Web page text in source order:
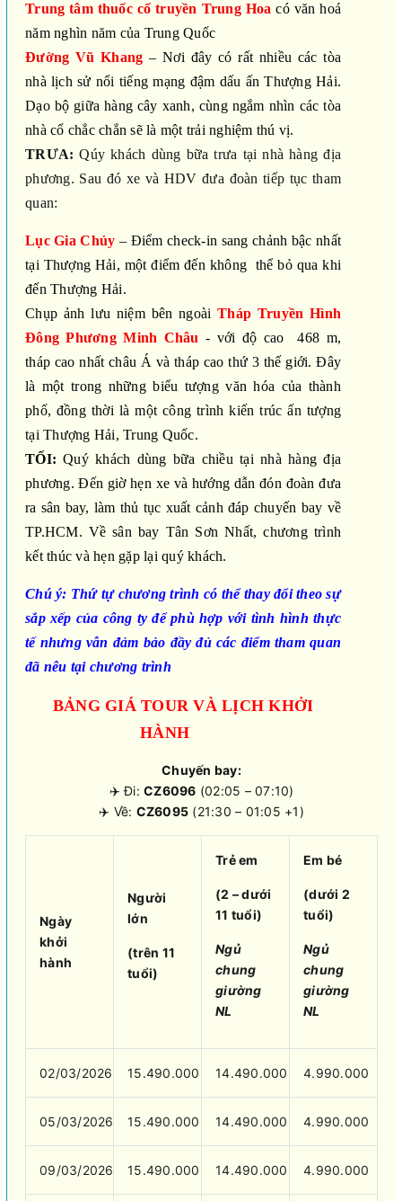
Trung tâm thuốc cổ truyền Trung Hoa có văn hoá
năm nghìn năm của Trung Quốc
Đường Vũ Khang – Nơi đây có rất nhiều các tòa
nhà lịch sử nổi tiếng mạng đậm dấu ấn Thượng Hải.
Dạo bộ giữa hàng cây xanh, cùng ngắm nhìn các tòa
nhà cổ chắc chắn sẽ là một trải nghiệm thú vị.
TRƯA:Qúy khách dùng bữa trưa tại nhà hàng địa
phương. Sau đó xe và HDV đưa đoàn tiếp tục tham
quan:
Lục Gia Chủy – Điểm check-in sang chảnh bậc nhất
tại Thượng Hải, một điểm đến không thể bỏ qua khi
đến Thượng Hải.
Chụp ảnh lưu niệm bên ngoài Tháp Truyền Hình
Đông Phương Minh Châu - với độ cao
468 m,
tháp cao nhất châu Á và tháp cao thứ 3 thế giới. Đây
là một trong những biểu tượng văn hóa của thành
phố, đồng thời là một công trình kiến trúc ấn tượng
tại Thượng Hải, Trung Quốc.
TỐI:Quý khách dùng bữa chiều tại nhà hàng địa
phương. Đến giờ hẹn xe và hướng dẫn đón đoàn đưa
ra sân bay, làm thủ tục xuất cảnh đáp chuyến bay về
TP.HCM. Về sân bay Tân Sơn Nhất, chương trình
kết thúc và hẹn gặp lại quý khách.
Chú ý: Thứ tự chương trình có thể thay đổi theo sự
sắp xếp của công ty để phù hợp với tình hình thực
tế nhưng vẫn đảm bảo đầy đủ các điểm tham quan
đã nêu tại chương trình
BẢNG GIÁ TOUR VÀ LỊCH KHỞI
HÀNH
Chuyến bay:
✈️ Đi: CZ6096 (02:05 – 07:10)
✈️ Về: CZ6095 (21:30 – 01:05 +1)
Ngày
khởi
hành
Người
lớn
(trên 11
tuổi)
Trẻ em
(2 – dưới
11 tuổi)
Ngủ
chung
giường
NL
Em bé
(dưới 2
tuổi)
Ngủ
chung
giường
NL
02/03/2026 15.490.000 14.490.000 4.990.000
05/03/2026 15.490.000 14.490.000 4.990.000
09/03/2026 15.490.000 14.490.000 4.990.000